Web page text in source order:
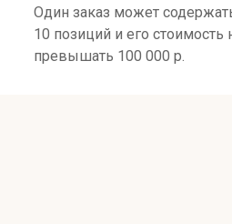
Один заказ может
10 позиций и его
превышать 100 000 р.